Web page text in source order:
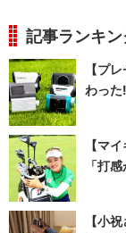
記事ランキン
【プ
わっ
【マ
「打
【小